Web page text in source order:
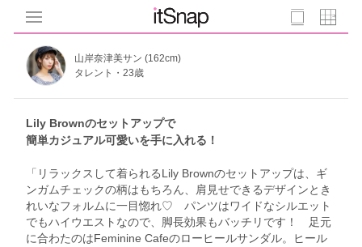
山岸奈津美サン (162cm)
タレント・23歳
Lily Brownのセットアップで
簡単カジュアル可愛いを手に入れる！
「リラックスして着られるLily Brownのセットアップは、ギ
ンガムチェックの柄はもちろん、肩見せできるデザインとき
れいなフォルムに一目惚れ♡ パンツはワイドなシルエット
でもハイウエストなので、脚長効果もバッチリです！ 足元
に合わたのはFeminine Cafeのローヒールサンダル。ヒール